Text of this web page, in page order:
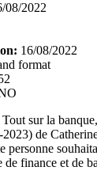
08/2022
16/08/2022
format
sur la
de
personne
de finance et de